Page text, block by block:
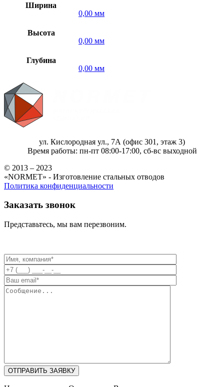
Ширина
0,00 мм
Высота
0,00 мм
Глубина
0,00 мм
ул. Кислородная ул., 7А (офис 301, этаж 3)
Время работы: пн-пт 08:00-17:00, сб-вс выходной
© 2013 – 2023
«NORMET» - Изготовление стальных отводов
Политика конфиденциальности
Заказать звонок
Представьтесь, мы вам перезвоним.